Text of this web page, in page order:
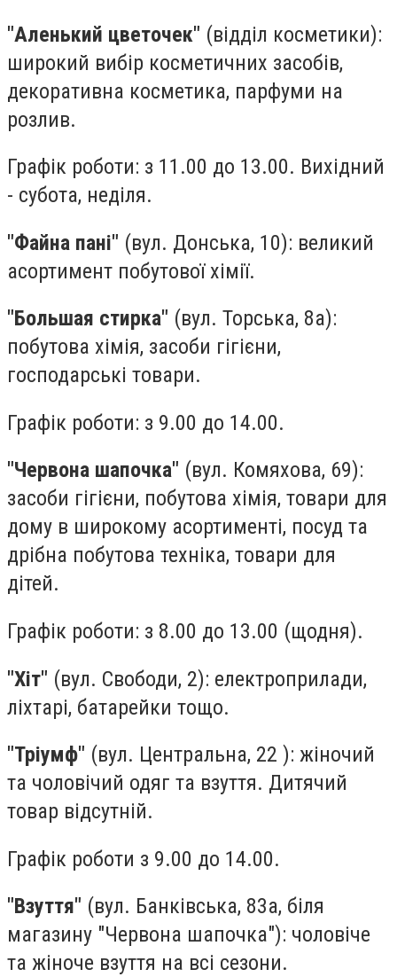
"Аленький цветочек" (відділ косметики):
широкий вибір косметичних засобів,
декоративна косметика, парфуми на
розлив.
Графік роботи: з 11.00 до 13.00. Вихідний
- субота, неділя.
"Файна пані" (вул. Донська, 10): великий
асортимент побутової хімії.
"Большая стирка" (вул. Торська, 8а):
побутова хімія, засоби гігієни,
господарські товари.
Графік роботи: з 9.00 до 14.00.
"Червона шапочка" (вул. Комяхова, 69):
засоби гігієни, побутова хімія, товари для
дому в широкому асортименті, посуд та
дрібна побутова техніка, товари для
дітей.
Графік роботи: з 8.00 до 13.00 (щодня).
"Хіт" (вул. Свободи, 2): електроприлади,
ліхтарі, батарейки тощо.
"Тріумф" (вул. Центральна, 22 ): жіночий
та чоловічий одяг та взуття. Дитячий
товар відсутній.
Графік роботи з 9.00 до 14.00.
"Взуття" (вул. Банківська, 83а, біля
магазину "Червона шапочка"): чоловіче
та жіноче взуття на всі сезони.